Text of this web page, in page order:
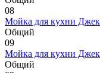
08
Мойка для кухни
Общий
09
Мойка для кухни
Общий